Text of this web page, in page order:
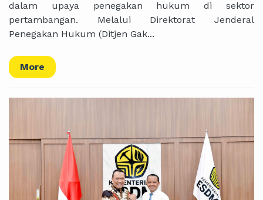
dalam upaya penegakan hukum di sektor
pertambangan. Melalui Direktorat Jenderal
Penegakan Hukum (Ditjen Gak...
More